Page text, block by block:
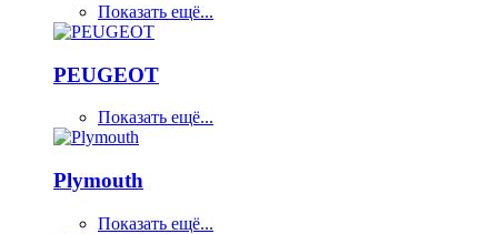
Показать ещё...
PEUGEOT
Показать ещё...
Plymouth
Показать ещё...